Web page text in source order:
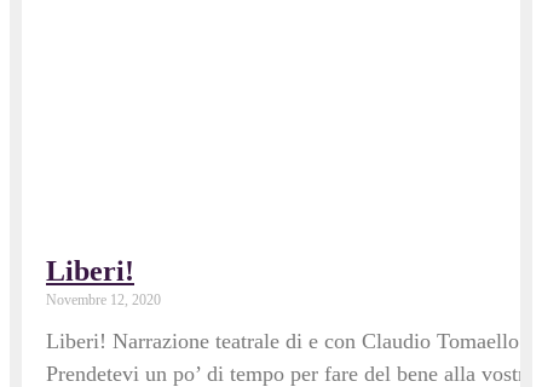
Liberi!
Novembre 12, 2020
Liberi! Narrazione teatrale di e con Claudio Tomaello.
Prendetevi un po’ di tempo per fare del bene alla vostra